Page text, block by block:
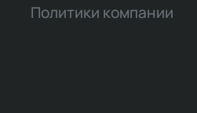
Политики компании